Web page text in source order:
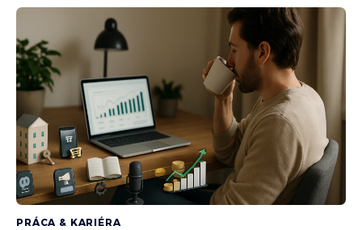
PRÁCA & KARIÉRA